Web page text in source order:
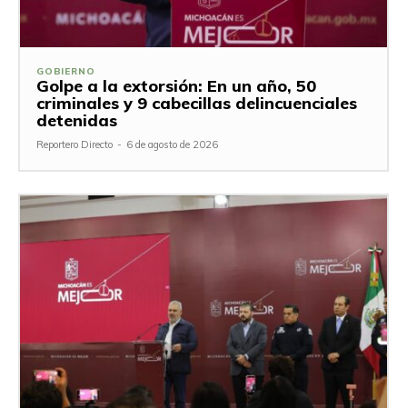
GOBIERNO
Golpe a la extorsión: En un año, 50
criminales y 9 cabecillas delincuenciales
detenidas
Reportero Directo - 6 de agosto de 2026